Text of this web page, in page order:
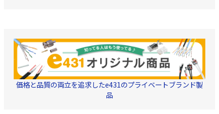
UHF 1.5dB以下、
7.0dB以下 シール
ースにはダイキャ
体型の構造を採用
ルド性能を強化。
電波の影響・電波
を防ぎます。 経
価格と品質の両立を追求したe431のプライベートブランド製
品